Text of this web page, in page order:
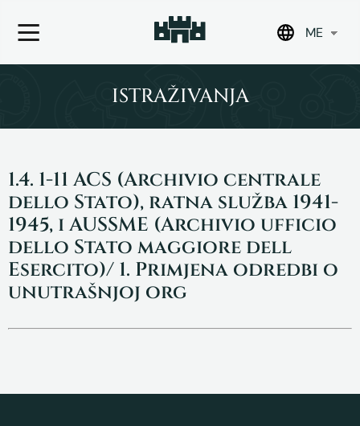
ME
ISTRAŽIVANJA
1.4. 1-11 ACS (Archivio centrale
dello Stato), ratna služba 1941-
1945, i AUSSME (Archivio ufficio
dello Stato maggiore dell
Esercito)/ 1. Primjena odredbi o
unutrašnjoj org